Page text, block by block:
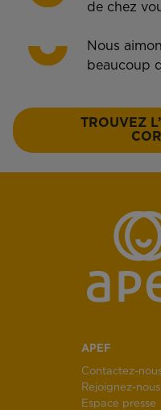
de chez
Nous
beaucoup
TROUVEZ
APEF
Contactez-
Rejoignez-nous
Espace presse